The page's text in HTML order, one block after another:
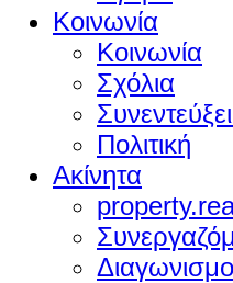
Κοινωνία
Κοινωνία
Σχόλια
Πολιτική
Ακίνητα